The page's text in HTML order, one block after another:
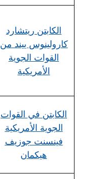
الكابتن ريتشارد
كارولينوس ييند من
القوات الجوية
الأمريكية
الكابتن في القوات
الجوية الأمريكية
فينسنت جوزيف
هيكمان